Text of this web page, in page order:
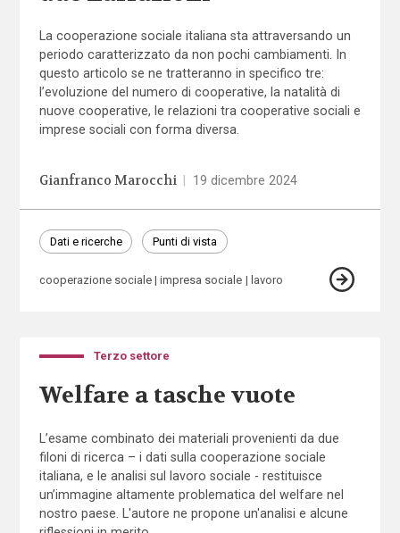
La cooperazione sociale italiana sta attraversando un
periodo caratterizzato da non pochi cambiamenti. In
questo articolo se ne tratteranno in specifico tre:
l’evoluzione del numero di cooperative, la natalità di
nuove cooperative, le relazioni tra cooperative sociali e
imprese sociali con forma diversa.
Gianfranco Marocchi 19 dicembre 2024
Dati e ricerche Punti di vista
cooperazione sociale impresa sociale lavoro
Terzo settore
Welfare a tasche vuote
L’esame combinato dei materiali provenienti da due
filoni di ricerca – i dati sulla cooperazione sociale
italiana, e le analisi sul lavoro sociale - restituisce
un’immagine altamente problematica del welfare nel
nostro paese. L'autore ne propone un'analisi e alcune